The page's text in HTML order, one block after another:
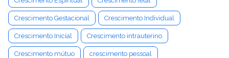
Crescimento Gestacional Crescimento Individual
Crescimento Inicial Crescimento intrauterino
Crescimento mútuo crescimento pessoal